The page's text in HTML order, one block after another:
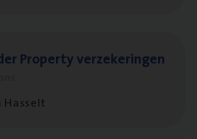
Pro­per­ty verzekeringen
Hasselt